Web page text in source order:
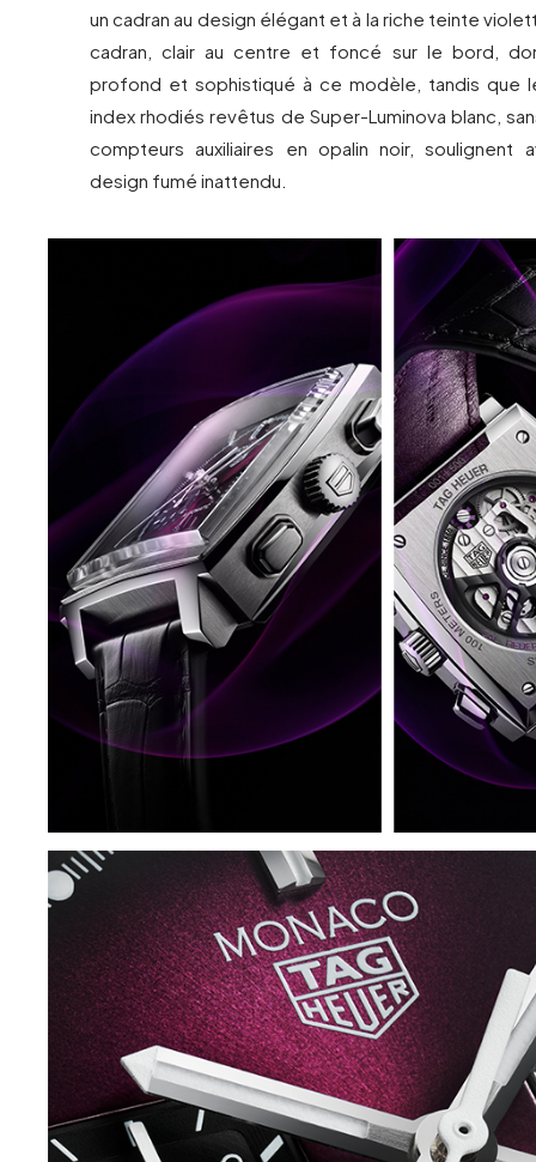
un cadran au design élégant et à la riche teinte
cadran, clair au centre et foncé sur le bord,
profond et sophistiqué à ce modèle, tandis que
index rhodiés revêtus de Super-Luminova blanc,
compteurs auxiliaires en opalin noir, soulignent
design fumé inattendu.